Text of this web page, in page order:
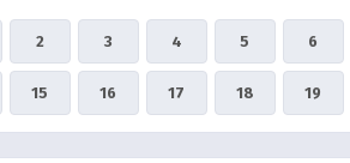
2 3 4 5 6
15 16 17 18 19